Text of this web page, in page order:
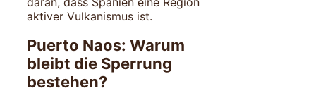
aktiver Vulkanismus ist.
Puerto Naos: Warum
bleibt die Sperrung
bestehen?